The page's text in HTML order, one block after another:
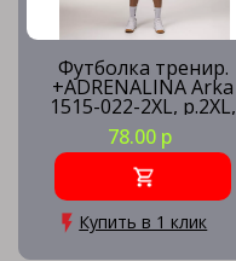
Футболка тренир.
+ADRENALINA Arka
1515-022-2XL, р.2XL,
полиэстер, хлопок,
вискоза, белый
78.00 р
Купить в 1 клик